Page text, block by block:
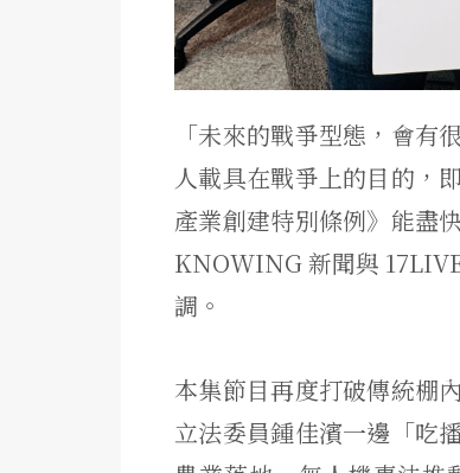
「未來的戰爭型態，會
人載具在戰爭上的目的，
產業創建特別條例》能盡
KNOWING 新聞與
調。
本集節目再度打破傳統棚
立法委員鍾佳濱一邊「吃